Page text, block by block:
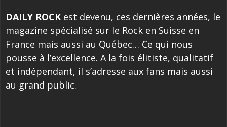
DAILY ROCK est devenu, ces dernières années, le
magazine spécialisé sur le Rock en Suisse en
France mais aussi au Québec… Ce qui nous
pousse à l’excellence. A la fois élitiste, qualitatif
et indépendant, il s’adresse aux fans mais aussi
au grand public.